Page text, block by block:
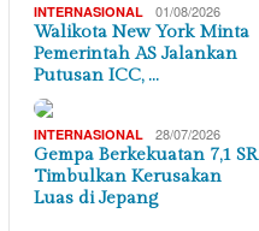
INTERNASIONAL 01/08/2026
Walikota New York Minta
Pemerintah AS Jalankan
Putusan ICC, …
INTERNASIONAL 28/07/2026
Gempa Berkekuatan 7,1 SR
Timbulkan Kerusakan
Luas di Jepang